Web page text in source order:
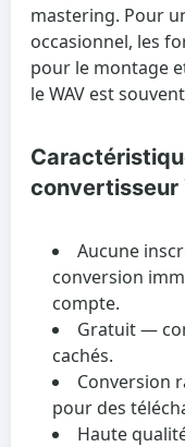
mastering. Pour
occasionnel, les
pour le montage
le WAV est
convertisseur
Aucune
conversion
compte.
Gratuit—
cachés.
Conversion
pour des
Haute